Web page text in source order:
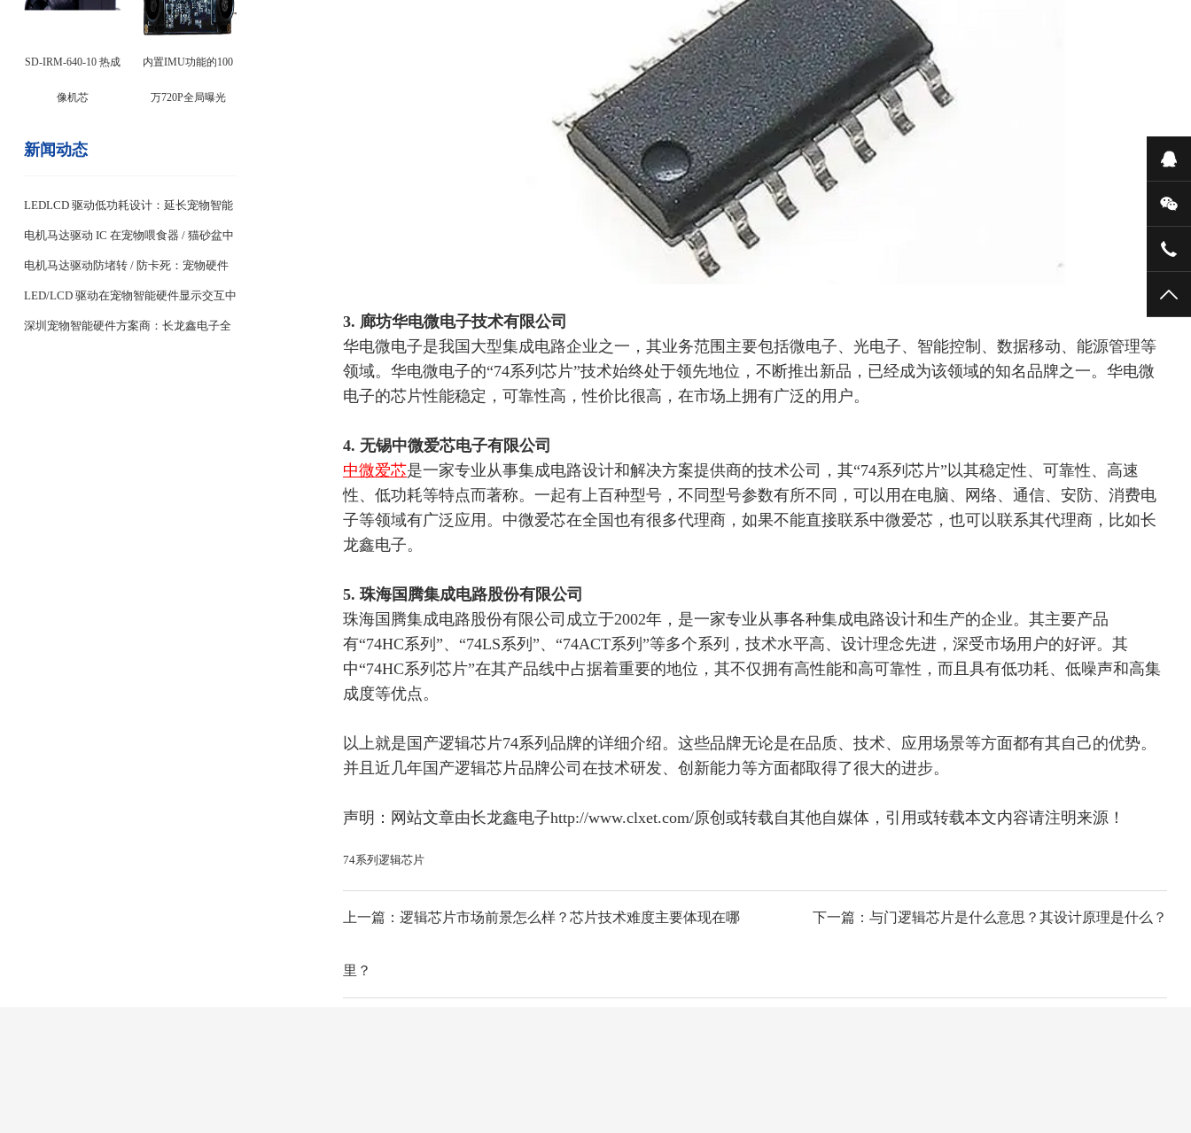
SD-IRM-640-10 热成
像机芯
内置IMU功能的100
万720P全局曝光
新闻动态
LEDLCD 驱动低功耗设计：延长宠物智能
设备续航关键
电机马达驱动 IC 在宠物喂食器 / 猫砂盆中
的稳定控制设计
电机马达驱动防堵转 / 防卡死：宠物硬件
耐用性核心
LED/LCD 驱动在宠物智能硬件显示交互中
的应用
深圳宠物智能硬件方案商：长龙鑫电子全
3. 廊坊华电微电子技术有限公司
华电微电子是我国大型集成电路企业之一，其业务范围主要包括微电子、光电子、智能控制、数据移动、能源管理等
领域。华电微电子的“74系列芯片”技术始终处于领先地位，不断推出新品，已经成为该领域的知名品牌之一。华电微
电子的芯片性能稳定，可靠性高，性价比很高，在市场上拥有广泛的用户。
4. 无锡中微爱芯电子有限公司
中微爱芯是一家专业从事集成电路设计和解决方案提供商的技术公司，其“74系列芯片”以其稳定性、可靠性、高速
性、低功耗等特点而著称。 一起有上百种型号，不同型号参数有所不同，可以用在电脑、网络、通信、安防、消费电
子等领域有广泛应用。中微爱芯在全国也有很多代理商，如果不能直接联系中微爱芯，也可以联系其代理商，比如长
龙鑫电子。
5. 珠海国腾集成电路股份有限公司
珠海国腾集成电路股份有限公司成立于2002年，是一家专业从事各种集成电路设计和生产的企业。其主要产品
有“74HC系列”、“74LS系列”、“74ACT系列”等多个系列，技术水平高、设计理念先进，深受市场用户的好评。其
中“74HC系列芯片”在其产品线中占据着重要的地位，其不仅拥有高性能和高可靠性，而且具有低功耗、低噪声和高集
成度等优点。
以上就是国产逻辑芯片74系列品牌的详细介绍。这些品牌无论是在品质、技术、应用场景等方面都有其自己的优势。
并且近几年国产逻辑芯片品牌公司 在技术研发、创新能力等方面都取得了很大的进步。
声明：网站文章由长龙鑫电子http://www.clxet.com/原创或转载自其他自媒体，引用或转载本文内容请注明来源！
74系列逻辑芯片
上一篇：逻辑芯片市场前景怎么样？芯片技术难度主要体现在哪
里？
下一篇：与门逻辑芯片是什么意思？其设计原理是什么？
在
微